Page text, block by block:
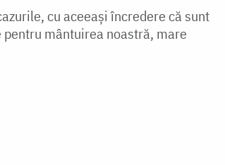
cu aceeași încredere că sunt
mântuirea noastră, mare